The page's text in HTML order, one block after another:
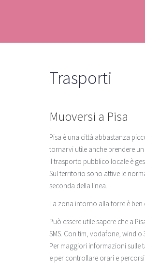
Trasporti
Muoversi a Pisa
Pisa è una città abbastanza
tornarvi utile anche prendere un
Il trasporto pubblico locale è
Sul territorio sono attive le
seconda della linea.
La zona intorno alla torre è
Può essere utile sapere che a
SMS. Con tim, vodafone, wind o
Per maggiori informazioni sulle
e per controllare orari e